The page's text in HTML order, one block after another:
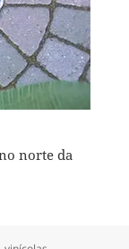
norte da